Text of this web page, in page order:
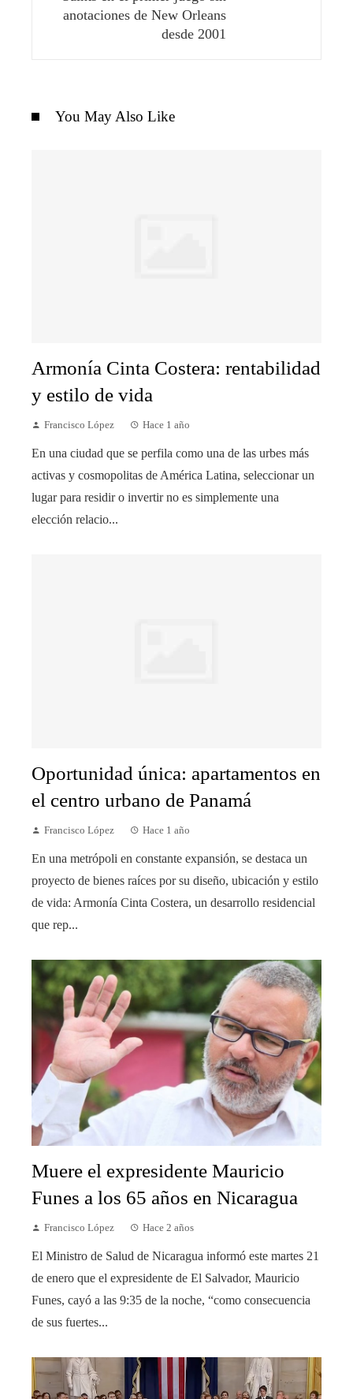
anotaciones de New Orleans
desde 2001
You May Also Like
Armonía Cinta Costera: rentabilidad
y estilo de vida
Francisco López Hace 1 año
En una ciudad que se perfila como una de las urbes más
activas y cosmopolitas de América Latina, seleccionar un
lugar para residir o invertir no es simplemente una
elección relacio...
Oportunidad única: apartamentos en
el centro urbano de Panamá
Francisco López Hace 1 año
En una metrópoli en constante expansión, se destaca un
proyecto de bienes raíces por su diseño, ubicación y estilo
de vida: Armonía Cinta Costera, un desarrollo residencial
que rep...
Muere el expresidente Mauricio
Funes a los 65 años en Nicaragua
Francisco López Hace 2 años
El Ministro de Salud de Nicaragua informó este martes 21
de enero que el expresidente de El Salvador, Mauricio
Funes, cayó a las 9:35 de la noche, “como consecuencia
de sus fuertes...